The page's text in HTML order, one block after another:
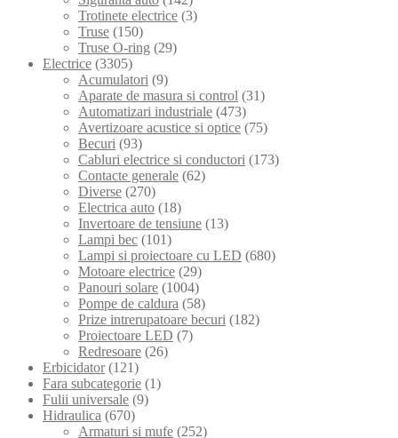
Trotinete electrice (3)
Truse (150)
Truse O-ring (29)
Electrice (3305)
Acumulatori (9)
Aparate de masura si control (31)
Automatizari industriale (473)
Avertizoare acustice si optice (75)
Becuri (93)
Cabluri electrice si conductori (173)
Contacte generale (62)
Diverse (270)
Electrica auto (18)
Invertoare de tensiune (13)
Lampi bec (101)
Lampi si proiectoare cu LED (680)
Motoare electrice (29)
Panouri solare (1004)
Pompe de caldura (58)
Prize intrerupatoare becuri (182)
Proiectoare LED (7)
Redresoare (26)
Erbicidator (121)
Fara subcategorie (1)
Fulii universale (9)
Hidraulica (670)
Armaturi si mufe (252)